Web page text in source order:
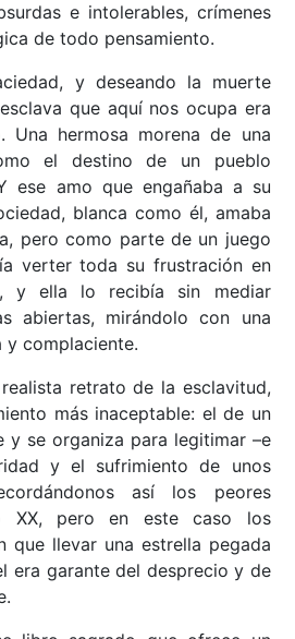
e intolerables, crímenes
de todo pensamiento.
y deseando la muerte
que aquí nos ocupa era
Una hermosa morena de una
el destino de un pueblo
ese amo que engañaba a su
blanca como él, amaba
pero como parte de un juego
verter toda su frustración en
y ella lo recibía sin mediar
abiertas, mirándolo con una
y complaciente.
retrato de la esclavitud,
más inaceptable: el de un
y se organiza para legitimar –e
y el sufrimiento de unos
así los peores
XX, pero en este caso los
que llevar una estrella pegada
era garante del desprecio y de